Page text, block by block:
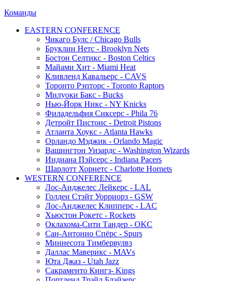
Команды
EASTERN CONFERENCE
Чикаго Булс / Chicago Bulls
Бруклин Нетс - Brooklyn Nets
Бостон Селтикс - Boston Celtics
Майами Хит - Miami Heat
Кливленд Кавальерс - CAVS
Торонто Рэпторс - Toronto Raptors
Милуоки Бакс - Bucks
Нью-Йорк Никс - NY Knicks
Филадельфия Сиксерс - Phila 76
Детройт Пистонс - Detroit Pistons
Атланта Хоукс - Atlanta Hawks
Орландо Мэджик - Orlando Magic
Вашингтон Уизардс - Washington Wizards
Индиана Пэйсерс - Indiana Pacers
Шарлотт Хорнетс - Charlotte Hornets
WESTERN CONFERENCE
Лос-Анджелес Лейкерс - LAL
Голден Стэйт Уорриорз - GSW
Лос-Анджелес Клипперс - LAC
Хьюстон Рокетс - Rockets
Оклахома-Сити Тандер - OKC
Сан-Антонио Спёрс - Spurs
Миннесота Тимбервулвз
Даллас Маверикс - MAVs
Юта Джаз - Utah Jazz
Сакраменто Кингз- Kings